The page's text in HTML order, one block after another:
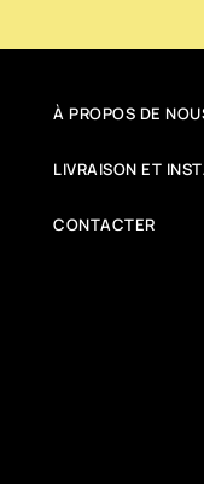
À PROPOS DE
LIVRAISON ET
CONTACTER